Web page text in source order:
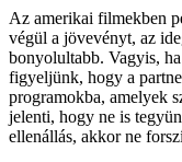
Az amerikai filmekben
végül a jövevényt, az
bonyolultabb. Vagyis,
figyeljünk, hogy a
programokba, amelyek
jelenti, hogy ne is
ellenállás, akkor ne